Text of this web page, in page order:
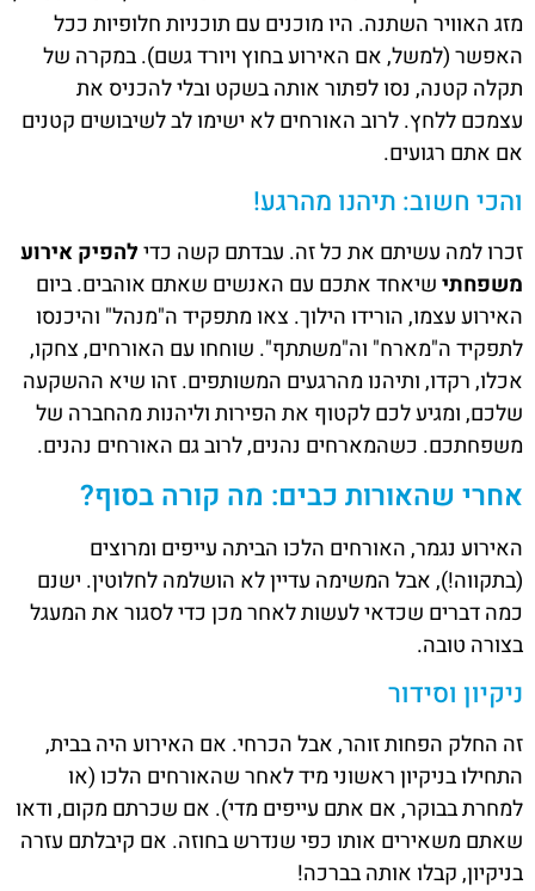
מזג האוויר השתנה. היו מוכנים עם תוכניות חלופיות ככל
האפשר (למשל, אם האירוע בחוץ ויורד גשם). במקרה של
תקלה קטנה, נסו לפתור אותה בשקט ובלי להכניס את
עצמכם ללחץ. לרוב האורחים לא ישימו לב לשיבושים קטנים
אם אתם רגועים.
והכי חשוב: תיהנו מהרגע!
זכרו למה עשיתם את כל זה. עבדתם קשה כדילהפיק אירוע
משפחתישיאחד אתכם עם האנשים שאתם אוהבים. ביום
האירוע עצמו, הורידו הילוך. צאו מתפקיד ה"מנהל" והיכנסו
לתפקיד ה"מארח" וה"משתתף". שוחחו עם האורחים, צחקו,
אכלו, רקדו, ותיהנו מהרגעים המשותפים. זהו שיא ההשקעה
שלכם, ומגיע לכם לקטוף את הפירות וליהנות מהחברה של
משפחתכם. כשהמארחים נהנים, לרוב גם האורחים נהנים.
אחרי שהאורות כבים: מה קורה בסוף?
האירוע נגמר, האורחים הלכו הביתה עייפים ומרוצים
(בתקווה!), אבל המשימה עדיין לא הושלמה לחלוטין. ישנם
כמה דברים שכדאי לעשות לאחר מכן כדי לסגור את המעגל
בצורה טובה.
ניקיון וסידור
זה החלק הפחות זוהר, אבל הכרחי. אם האירוע היה בבית,
התחילו בניקיון ראשוני מיד לאחר שהאורחים הלכו (או
למחרת בבוקר, אם אתם עייפים מדי). אם שכרתם מקום, ודאו
שאתם משאירים אותו כפי שנדרש בחוזה. אם קיבלתם עזרה
בניקיון, קבלו אותה בברכה!